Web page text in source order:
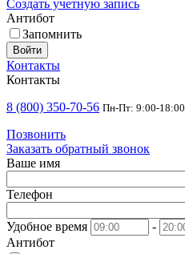
Создать учетную запись
Антибот
Запомнить
Войти
Контакты
Контакты
8 (800) 350-70-56 Пн-Пт: 9:00-18:00
Позвонить
Заказать обратный звонок
Ваше имя
Телефон
Удобное время
-
Антибот